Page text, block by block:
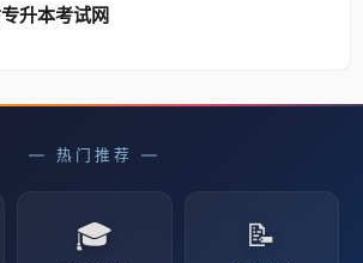
升本考试网
— 热门推荐 —
🎓 📝